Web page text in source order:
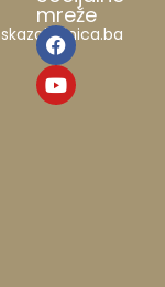
mreže